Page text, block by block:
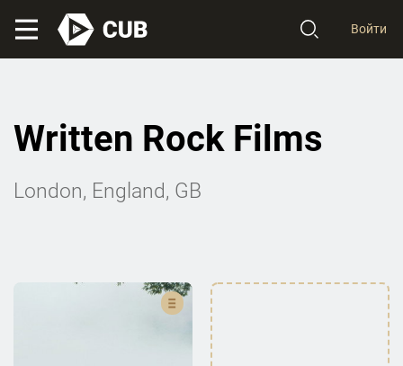
Войти
Written Rock Films
London, England, GB